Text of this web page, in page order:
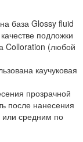
база Glossy fluid
подложки
Colloration (любой
каучуковая
прозрачной
после нанесения
средним по